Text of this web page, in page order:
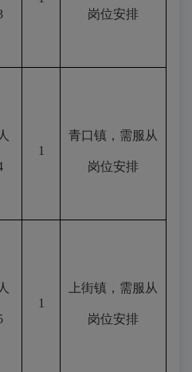
岗位安排
1
青口镇，需服从
岗位安排
1
上街镇，需服从
岗位安排